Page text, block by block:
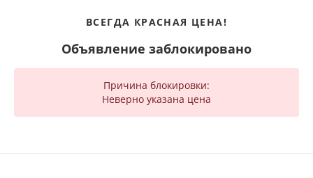
ВСЕГДА КРАСНАЯ ЦЕНА!
Объявление заблокировано
Причина блокировки:
Неверно указана цена